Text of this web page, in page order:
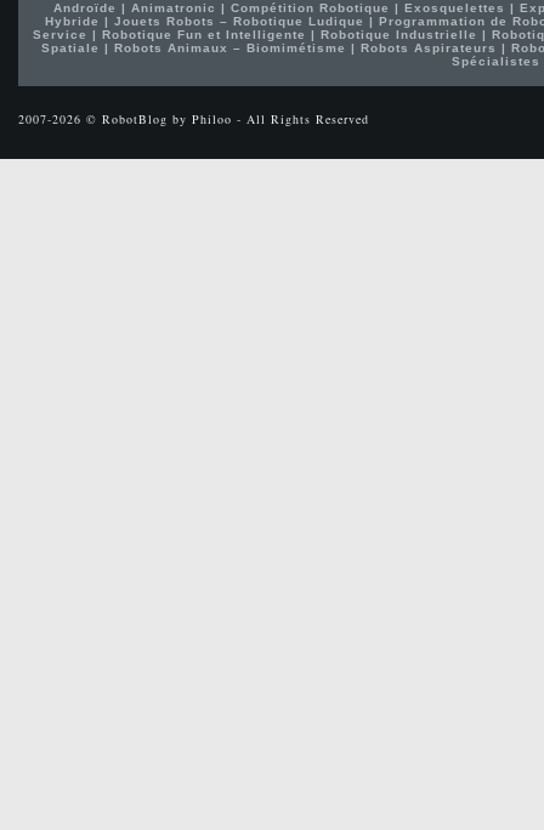
Androïde | Animatronic | Compétition Robotique | Exosquelettes |
Hybride |Jouets Robots – Robotique Ludique |Programmation de
Service | Robotique Fun et Intelligente | Robotique Industrielle |
Spatiale | Robots Animaux – Biomimétisme | Robots Aspirateurs |
Spécialistes
2007-2026 © RobotBlog by Philoo - All Rights Reserved